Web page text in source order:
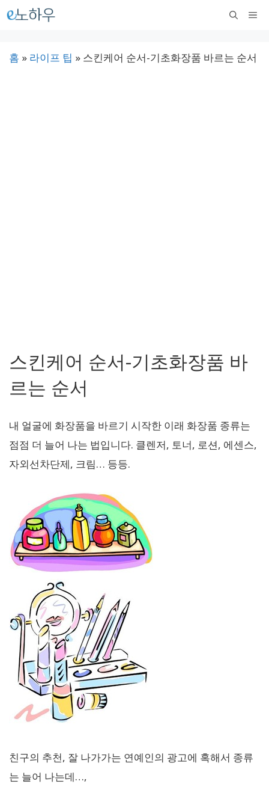
컨
메
홈 » 라이프 팁 » 스킨케어 순서-기초화장품 바르는 순서
스킨케어 순서-기초화장품 바
르는 순서
내 얼굴에 화장품을 바르기 시작한 이래 화장품 종류는
점점 더 늘어 나는 법입니다. 클렌저, 토너, 로션, 에센스,
자외선차단제, 크림… 등등.
친구의 추천, 잘 나가가는 연예인의 광고에 혹해서 종류
는 늘어 나는데…,